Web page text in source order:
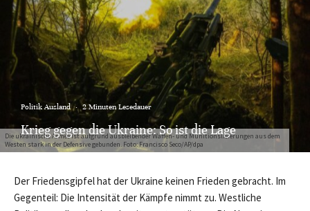
Die ukrainische Armee ist aufgrund ausbleibender Waffen- und Munitionslieferungen aus dem
Westen stark in der Defensive gebunden. Foto: Francisco Seco/AP/dpa
Politik Ausland · 2 Minuten Lesedauer
Krieg gegen die Ukraine: So ist die Lage
Der Friedensgipfel hat der Ukraine keinen Frieden gebracht. Im
Gegenteil: Die Intensität der Kämpfe nimmt zu. Westliche